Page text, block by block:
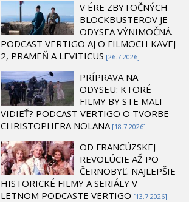
V ÉRE ZBYTOČNÝCH
BLOCKBUSTEROV JE
ODYSEA VÝNIMOČNÁ.
PODCAST VERTIGO AJ O FILMOCH KAVEJ
2, PRAMEŇ A LEVITICUS [26.7 2026]
PRÍPRAVA NA
ODYSEU: KTORÉ
FILMY BY STE MALI
VIDIEŤ? PODCAST VERTIGO O TVORBE
CHRISTOPHERA NOLANA [18.7 2026]
OD FRANCÚZSKEJ
REVOLÚCIE AŽ PO
ČERNOBYĽ. NAJLEPŠIE
HISTORICKÉ FILMY A SERIÁLY V
LETNOM PODCASTE VERTIGO [13.7 2026]